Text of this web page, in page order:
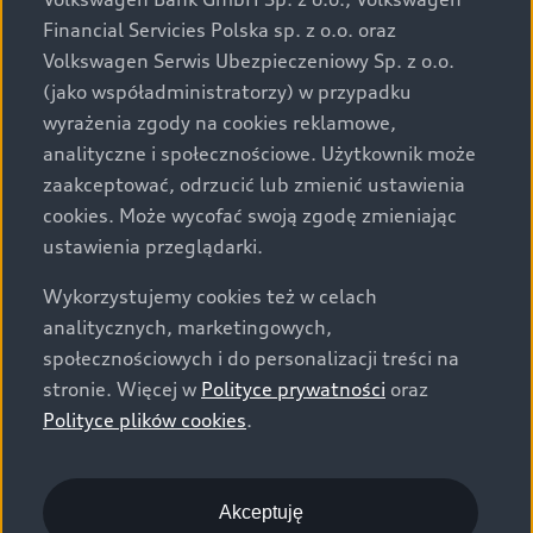
za dopłatą. Wiążące ustalenie ceny, wyposażenia i
specyfikacji pojazdu następują w umowie sprzedaży, a
określenie parametrów technicznych zawiera
świadectwo homologacji typu pojazdu. Zastrzegamy
sobie prawo do zmian i pomyłek. Wszelkie informacje
prezentowane na stronie są aktualne na dzień ich
zamieszczania. W celu uzyskania najnowszych
informacji prosimy kontaktować się z Partnerem Marki
Audi.
Wszystkie produkowane obecnie samochody marki Audi
są wykonywane z materiałów spełniających pod
względem możliwości odzysku i recyklingu wymagania
określone w normie ISO 22628 i są zgodne z
europejskimi świadectwami homologacji wydanymi wg
o.o. podlega obowiązkowi zapewnienia wszystkim
użytkownikom samochodów marki Volkswagen sieci
Financial Servicies Polska sp. z o.o. oraz
Volkswagen Serwis Ubezpieczeniowy Sp. z o.o.
(jako współadministratorzy) w przypadku
wyrażenia zgody na cookies reklamowe,
analityczne i społecznościowe. Użytkownik może
zaakceptować, odrzucić lub zmienić ustawienia
cookies. Może wycofać swoją zgodę zmieniając
ustawienia przeglądarki.
Wykorzystujemy cookies też w celach
analitycznych, marketingowych,
społecznościowych i do personalizacji treści na
stronie. Więcej w Polityce prywatności oraz
Polityce plików cookies.
Akceptuję